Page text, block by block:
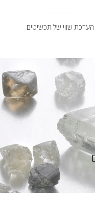
הערכת שווי של תכשיטים